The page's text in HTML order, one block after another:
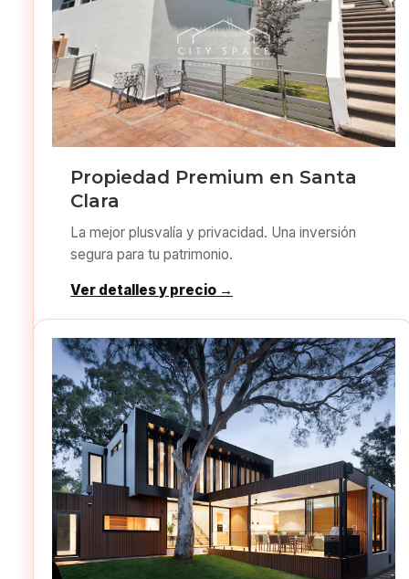
Propiedad Premium en Santa
Clara
La mejor plusvalía y privacidad. Una inversión
segura para tu patrimonio.
Ver detalles y precio →